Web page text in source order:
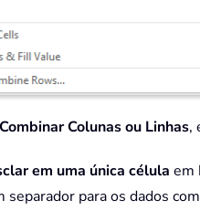
Combinar Colunas ou Linhas,
em uma única célula em
separador para os dados